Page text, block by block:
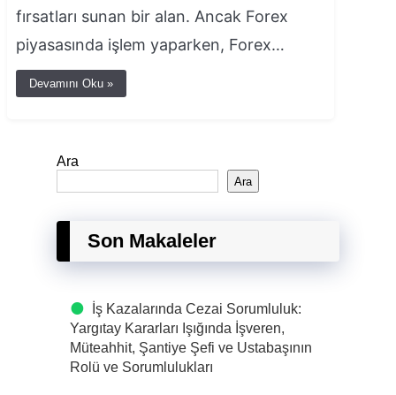
fırsatları sunan bir alan. Ancak Forex
piyasasında işlem yaparken, Forex…
Devamını Oku »
Ara
Ara
Son Makaleler
İş Kazalarında Cezai Sorumluluk:
Yargıtay Kararları Işığında İşveren,
Müteahhit, Şantiye Şefi ve Ustabaşının
Rolü ve Sorumlulukları